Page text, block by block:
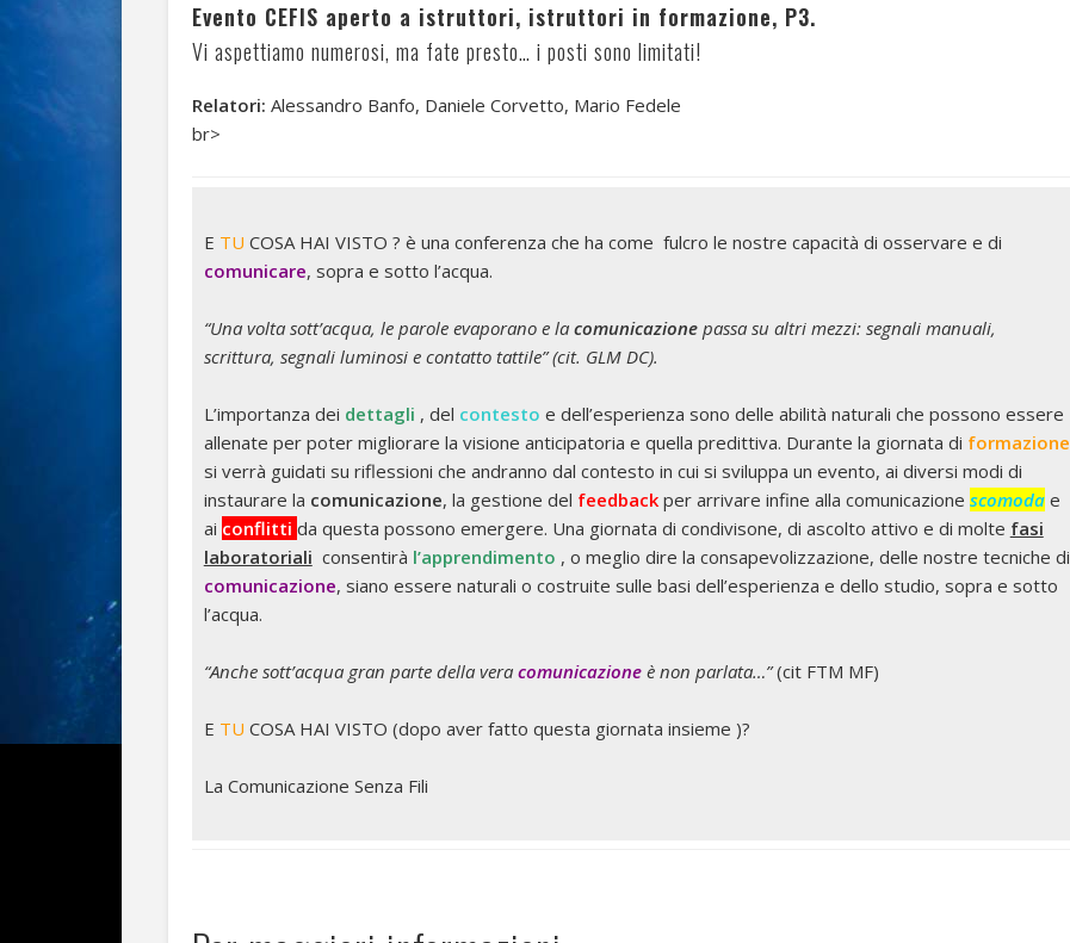
Evento CEFIS aperto a istruttori, istruttori in formazione, P3.
Vi aspettiamo numerosi, ma fate presto… i posti sono limitati!
Relatori: Alessandro Banfo, Daniele Corvetto, Mario Fedele
br>
E TU COSA HAI VISTO ? è una conferenza che ha come fulcro le nostre capacità di osservare e di
comunicare, sopra e sotto l’acqua.
“Una volta sott’acqua, le parole evaporano e la comunicazionepassa su altri mezzi: segnali manuali,
scrittura, segnali luminosi e contatto tattile” (cit. GLM DC).
L’importanza dei dettagli , del contesto e dell’esperienza sono delle abilità naturali che possono essere
allenate per poter migliorare la visione anticipatoria e quella predittiva. Durante la giornata di formazione
si verrà guidati su riflessioni che andranno dal contesto in cui si sviluppa un evento, ai diversi modi di
instaurare la comunicazione, la gestione del feedbackper arrivare infine alla comunicazione scomodae
ai conflitti da questa possono emergere. Una giornata di condivisone, di ascolto attivo e di molte fasi
laboratoriali consentirà l’apprendimento , o meglio dire la consapevolizzazione, delle nostre tecniche di
comunicazione, siano essere naturali o costruite sulle basi dell’esperienza e dello studio, sopra e sotto
l’acqua.
“Anche sott’acqua gran parte della vera comunicazioneè non parlata…”(cit FTM MF)
E TU COSA HAI VISTO (dopo aver fatto questa giornata insieme )?
La Comunicazione Senza Fili